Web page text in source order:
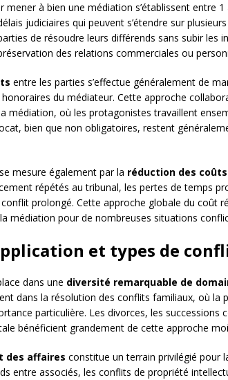
mener à bien une médiation s’établissent entre
judiciaires qui peuvent s’étendre sur
de résoudre leurs différends sans subir les
des relations commerciales ou
entre les parties s’effectue généralement de
du médiateur. Cette approche
médiation, où les protagonistes travaillent
bien que non obligatoires, restent
mesure également par la réduction des
répétés au tribunal, les pertes de temps
prolongé. Cette approche globale du coût
médiation pour de nombreuses situations
et types de
dans une diversité remarquable de
dans la résolution des conflits familiaux, où la
particulière. Les divorces, les successions
bénéficient grandement de cette approche
des affaires constitue un terrain privilégié pour
entre associés, les conflits de propriété